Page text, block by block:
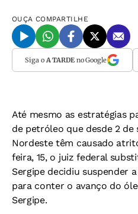
OUÇA COMPARTILHE
Siga o A TARDEno Google
Até mesmo as estratégias
de petróleo que desde 2
Nordeste têm causado
feira, 15, o juiz federal
Sergipe decidiu suspender
para conter o avanço do
Sergipe.